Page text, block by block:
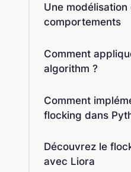
Une modélisation
comportements
Comment
algorithm ?
Comment
flocking dans
Découvrez le
avec Liora